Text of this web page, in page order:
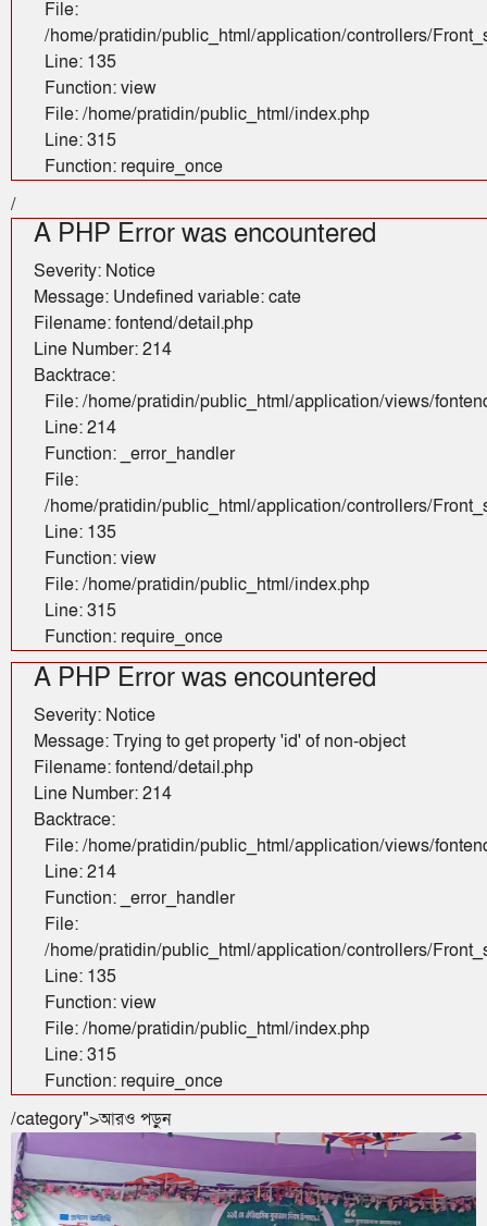
File:
/home/pratidin/public_html/application/controllers/
Line: 135
Function: view
File: /home/pratidin/public_html/index.php
Line: 315
Function: require_once
/
A PHP Error was encountered
Severity: Notice
Message: Undefined variable: cate
Filename: fontend/detail.php
Line Number: 214
Backtrace:
File: /home/pratidin/public_html/application/views/
Line: 214
Function: _error_handler
File:
/home/pratidin/public_html/application/controllers/
Line: 135
Function: view
File: /home/pratidin/public_html/index.php
Line: 315
Function: require_once
A PHP Error was encountered
Severity: Notice
Message: Trying to get property 'id' of non-object
Filename: fontend/detail.php
Line Number: 214
Backtrace:
File: /home/pratidin/public_html/application/views/
Line: 214
Function: _error_handler
File:
/home/pratidin/public_html/application/controllers/
Line: 135
Function: view
File: /home/pratidin/public_html/index.php
Line: 315
Function: require_once
/category">আরও পড়ুন